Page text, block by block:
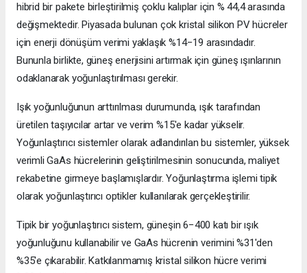
hibrid bir pakete birleştirilmiş çoklu kalıplar için % 44,4 arasında
değişmektedir. Piyasada bulunan çok kristal silikon PV hücreler
için enerji dönüşüm verimi yaklaşık %14−19 arasındadır.
Bununla birlikte, güneş enerjisini artırmak için güneş ışınlarının
odaklanarak yoğunlaştırılması gerekir.
Işık yoğunluğunun arttırılması durumunda, ışık tarafından
üretilen taşıyıcılar artar ve verim %15'e kadar yükselir.
Yoğunlaştırıcı sistemler olarak adlandırılan bu sistemler, yüksek
verimli GaAs hücrelerinin geliştirilmesinin sonucunda, maliyet
rekabetine girmeye başlamışlardır. Yoğunlaştırma işlemi tipik
olarak yoğunlaştırıcı optikler kullanılarak gerçekleştirilir.
Tipik bir yoğunlaştırıcı sistem, güneşin 6−400 katı bir ışık
yoğunluğunu kullanabilir ve GaAs hücrenin verimini %31'den
%35'e çıkarabilir. Katkılanmamış kristal silikon hücre verimi